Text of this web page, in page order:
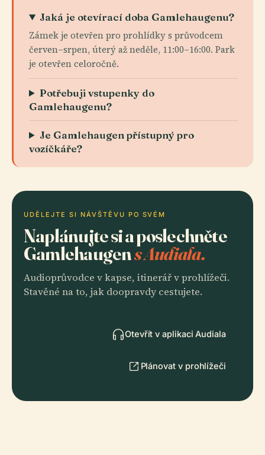
Jaká je otevírací doba Gamlehaugenu?
Zámek je otevřen pro prohlídky s průvodcem
červen–srpen, úterý až neděle, 11:00–16:00. Park
je otevřen celoročně.
Potřebuji vstupenky do
Gamlehaugenu?
Je Gamlehaugen přístupný pro
vozíčkáře?
UDĚLEJTE SI NÁVŠTĚVU PO SVÉM
Naplánujte si a poslechněte
Gamlehaugens Audiala.
Audioprůvodce v kapse, itinerář v prohlížeči.
Stavěné na to, jak doopravdy cestujete.
Otevřít v aplikaci Audiala
Plánovat v prohlížeči